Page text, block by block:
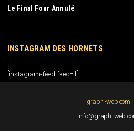
Le Final Four Annulé
INSTAGRAM DES HORNETS
[instagram-feed feed=1]
graphi-web.com
info@graphi-